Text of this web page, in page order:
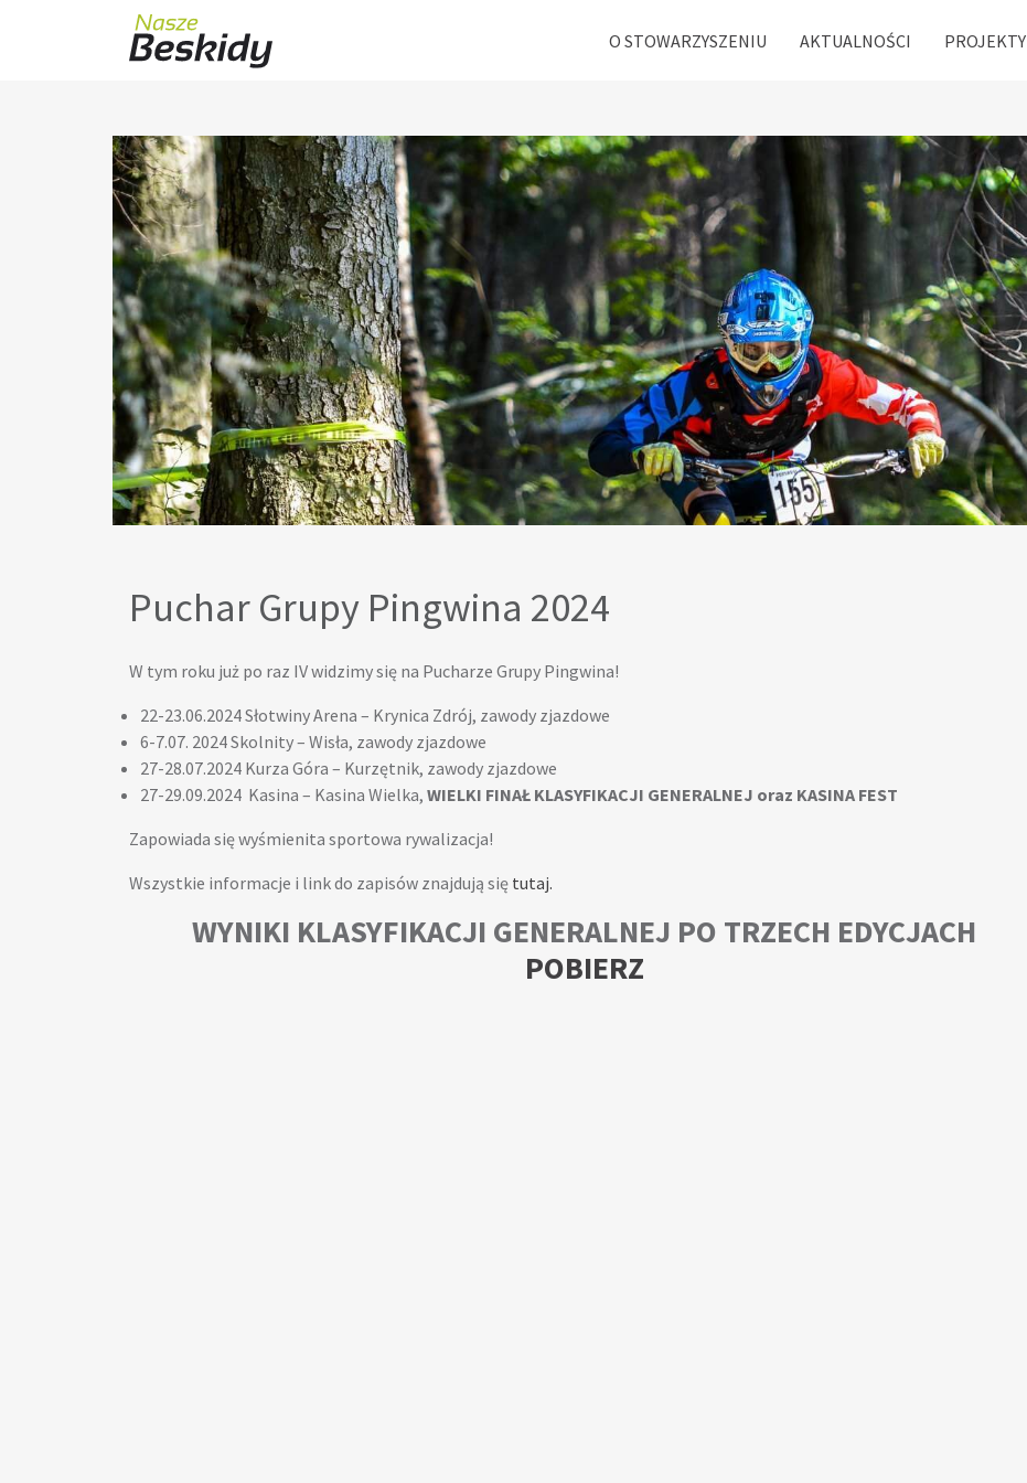
O STOWARZYSZENIU AKTUALNOŚCI PROJEKTY
Puchar Grupy Pingwina 2024
W tym roku już po raz IV widzimy się na Pucharze Grupy Pingwina!
22-23.06.2024 Słotwiny Arena – Krynica Zdrój, zawody zjazdowe
6-7.07. 2024 Skolnity – Wisła, zawody zjazdowe
27-28.07.2024 Kurza Góra – Kurzętnik, zawody zjazdowe
27-29.09.2024 Kasina – Kasina Wielka, WIELKI FINAŁ KLASYFIKACJI GENERALNEJ oraz KASINA FEST
Zapowiada się wyśmienita sportowa rywalizacja!
Wszystkie informacje i link do zapisów znajdują się tutaj.
WYNIKI KLASYFIKACJI GENERALNEJ PO TRZECH EDYCJACH
POBIERZ